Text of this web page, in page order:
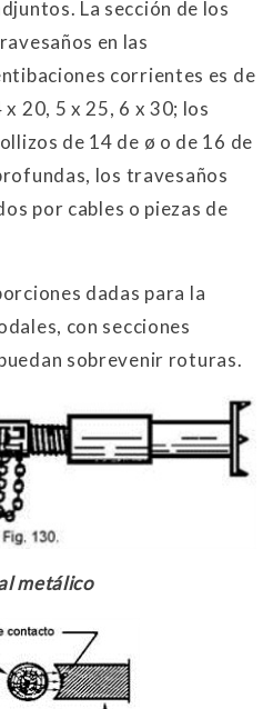
La sección de los
en las
corrientes es de
x 20, 5 x 25, 6 x 30; los
de 14 de ø o de 16 de
los travesaños
por cables o piezas de
dadas para la
con secciones
sobrevenir roturas.
metálico